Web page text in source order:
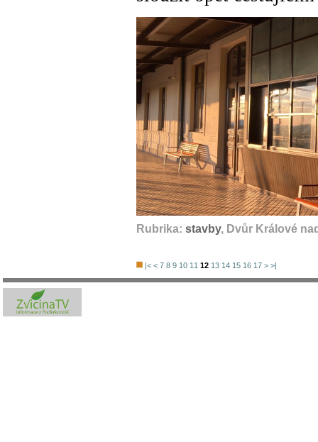
Rubrika: stavby, Dvůr Králové
|< < 7 8 9 10 11 12 13 14 15 16 17 > >|